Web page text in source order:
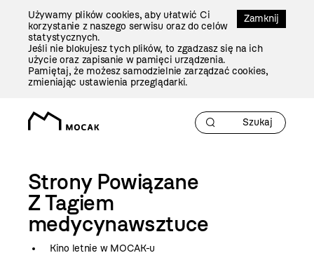
Zamknij
Używamy plików cookies, aby ułatwić Ci
korzystanie z naszego serwisu oraz do celów
statystycznych.
Jeśli nie blokujesz tych plików, to zgadzasz się na ich
użycie oraz zapisanie w pamięci urządzenia.
Pamiętaj, że możesz samodzielnie zarządzać cookies,
zmieniając ustawienia przeglądarki.
Strony Powiązane
Z Tagiem
medycynawsztuce
Kino letnie w MOCAK-u